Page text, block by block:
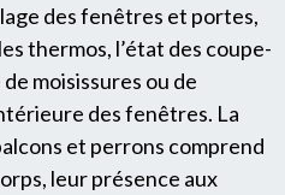
des fenêtres et portes,
thermos, l’état des coupe-
moisissures ou de
des fenêtres. La
et perrons comprend
leur présence aux